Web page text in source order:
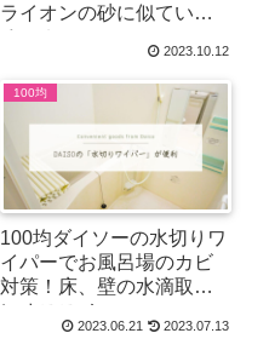
ライオンの砂に似てい
る！？
2023.10.12
100均
100均ダイソーの水切りワ
イパーでお風呂場のカビ
対策！床、壁の水滴取り
にオススメ
2023.06.21 2023.07.13